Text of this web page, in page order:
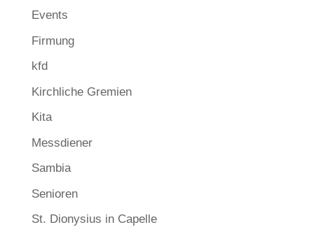
Events
Firmung
kfd
Kirchliche Gremien
Kita
Messdiener
Sambia
Senioren
St. Dionysius in Capelle